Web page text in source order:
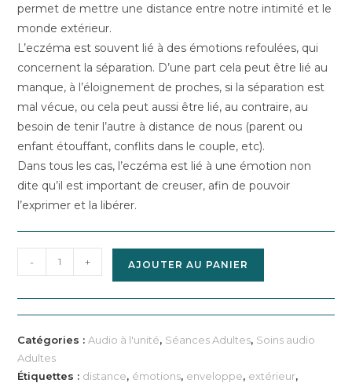
permet de mettre une distance entre notre intimité et le
monde extérieur.
L’eczéma est souvent lié à des émotions refoulées, qui
concernent la séparation. D’une part cela peut être lié au
manque, à l’éloignement de proches, si la séparation est
mal vécue, ou cela peut aussi être lié, au contraire, au
besoin de tenir l’autre à distance de nous (parent ou
enfant étouffant, conflits dans le couple, etc).
Dans tous les cas, l’eczéma est lié à une émotion non
dite qu’il est important de creuser, afin de pouvoir
l’exprimer et la libérer.
quantité
de
Vaincre
l’eczéma
- + AJOUTER AU PANIER
Catégories : Audio à l'unité, Séances Adultes, Soins audio
Adultes
Étiquettes : distance, émotions, enveloppe, extérieur,